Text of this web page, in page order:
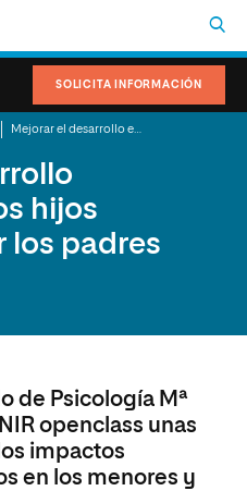
SOLICITA INFORMACIÓN
hijos
los padres
de Psicología Mª
openclass unas
impactos
en los menores y